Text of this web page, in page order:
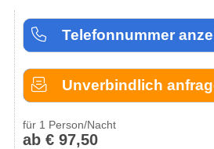
Telefonnummer
Unverbindlich
für 1 Person/Nacht
ab € 97,50